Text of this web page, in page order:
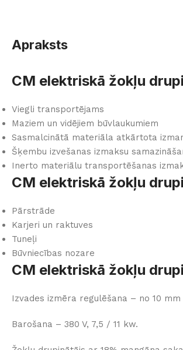
Apraksts
CM elektriskā žokļu
Viegli transportējams
Maziem un vidējiem būvlaukumiem
Sasmalcinātā materiāla atkārtota
Šķembu izvešanas izmaksu
Inerto materiālu transportēšanas
CM elektriskā žokļu
Pārstrāde
Karjeri un raktuves
Tuneļi
Būvniecības nozare
CM elektriskā žokļu
Izvades izmēra regulēšana – no 10
Barošana – 380 V, 7,5 / 11 kw.